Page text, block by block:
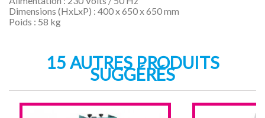
Dimensions (HxLxP) : 400 x 650 x 650 mm
Poids : 58 kg
15 AUTRES PRODUITS
SUGGÉRÉS